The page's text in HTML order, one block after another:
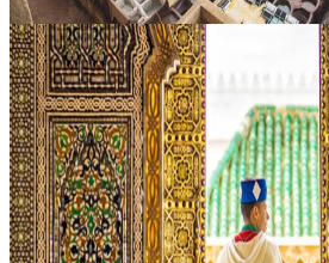
Merzouga, Marocco
12 giorni nel Sahara e nelle
Casablanca
Introduzione : Un itinerario di 12 giorni e
imperiali, paesaggi di montagna e
deserto del Sahara. Il viaggio prende
vi...